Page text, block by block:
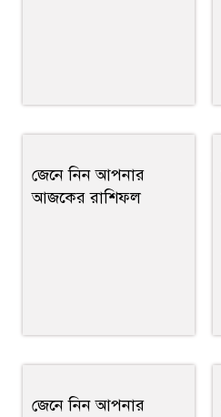
জেনে নিন আপনার
আজকের রাশিফল
জেনে নিন আপনার